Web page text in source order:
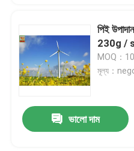
পিই
230g /
MOQ：
মূল্য：
ভালো দাম